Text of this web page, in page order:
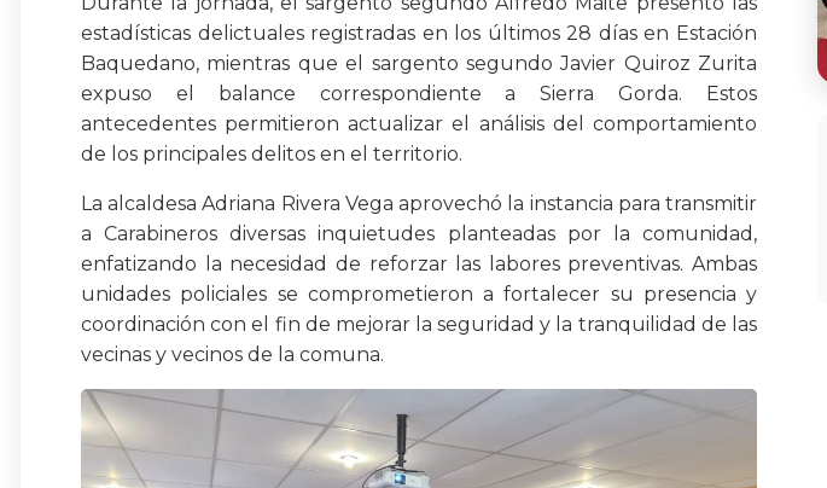
estadísticas delictuales registradas en los últimos 28 días en Estación
Baquedano, mientras que el sargento segundo Javier Quiroz Zurita
expuso el balance correspondiente a Sierra Gorda. Estos
antecedentes permitieron actualizar el análisis del comportamiento
de los principales delitos en el territorio.
La alcaldesa Adriana Rivera Vega aprovechó la instancia para transmitir
a Carabineros diversas inquietudes planteadas por la comunidad,
enfatizando la necesidad de reforzar las labores preventivas. Ambas
unidades policiales se comprometieron a fortalecer su presencia y
coordinación con el fin de mejorar la seguridad y la tranquilidad de las
vecinas y vecinos de la comuna.